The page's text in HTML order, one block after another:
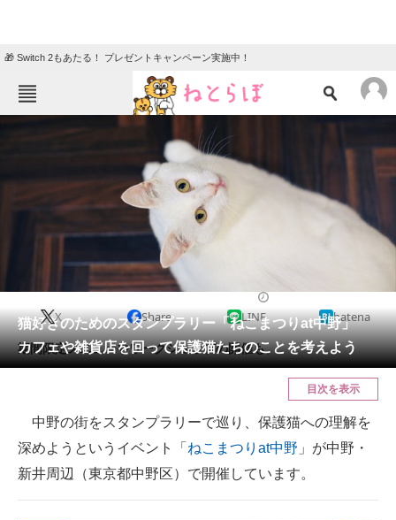
🎁 Switch 2もあたる！ プレゼントキャンペーン実施中！
ねとらぼメニュー
ニュース
エンタメ クイズ
地域
会員記事
メディア
ITの今と未来を見通す
スマホと通信の最新トレンド
猫好きのためのスタンプラリー「ねこまつりat中野」
カフェや雑貨店を回って保護猫たちのことを考えよう
X Share LINE hatena
期間限定メニューやワークショップの開催も。
目次を表示
中野の街をスタンプラリーで巡り、保護猫への理解を
深めようというイベント「 ねこまつりat中野 」が中野・
新井周辺（東京都中野区）で開催しています。